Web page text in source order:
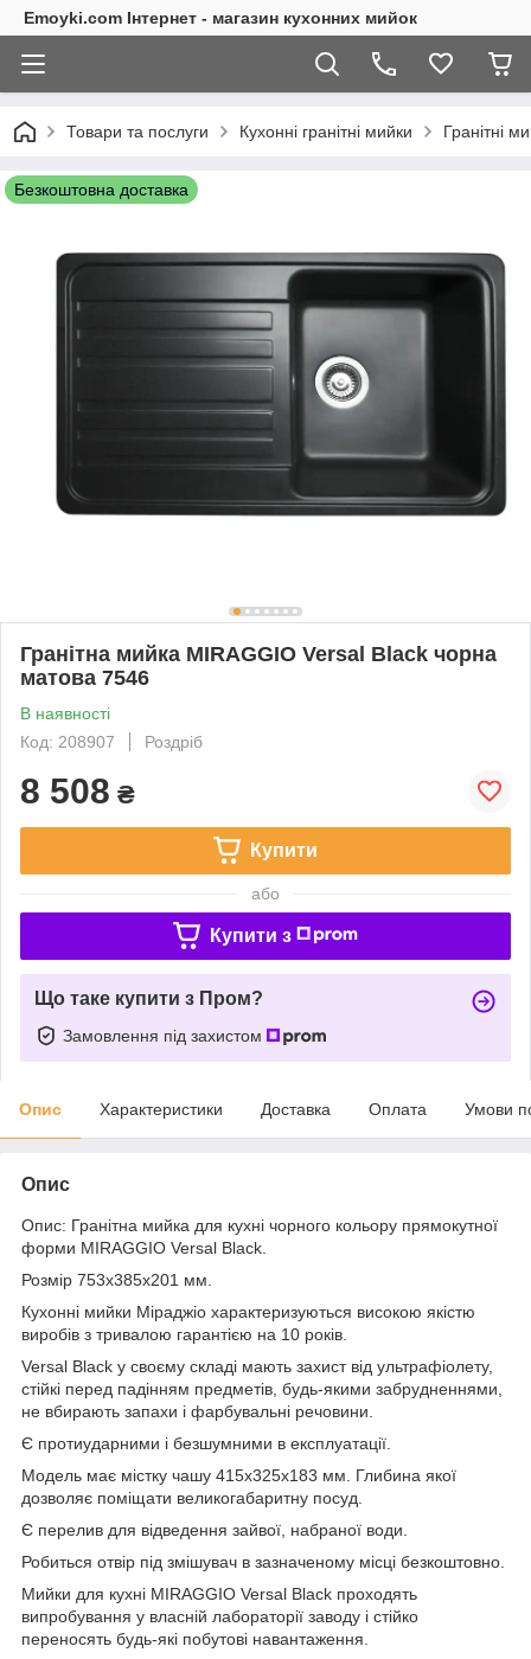
Emoyki.com Інтернет - магазин кухонних мийок
Товари та послуги Кухонні гранітні мийки Гранітні
Безкоштовна доставка
Гранітна мийка MIRAGGIO Versal Black чорна
матова 7546
В наявності
Код: 208907
Роздріб
8 508 ₴
Купити
або
Купити з
Що таке купити з Пром?
Замовлення під захистом
Опис Характеристики Доставка Оплата Умови
Опис
Опис: Гранітна мийка для кухні чорного кольору прямокутної
форми MIRAGGIO Versal Black.
Розмір 753х385х201 мм.
Кухонні мийки Міраджіо характеризуються високою якістю
виробів з тривалою гарантією на 10 років.
Versal Black у своєму складі мають захист від ультрафіолету,
стійкі перед падінням предметів, будь-якими забрудненнями,
не вбирають запахи і фарбувальні речовини.
Є протиударними і безшумними в експлуатації.
Модель має містку чашу 415х325х183 мм. Глибина якої
дозволяє поміщати великогабаритну посуд.
Є перелив для відведення зайвої, набраної води.
Робиться отвір під змішувач в зазначеному місці безкоштовно.
Мийки для кухні MIRAGGIO Versal Black проходять
випробування у власній лабораторії заводу і стійко
переносять будь-які побутові навантаження.